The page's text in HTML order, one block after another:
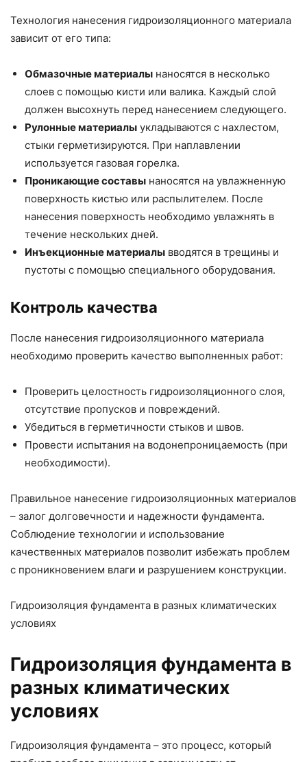
Технология нанесения гидроизоляционного материала
зависит от его типа:
Обмазочные материалы наносятся в несколько
слоев с помощью кисти или валика. Каждый слой
должен высохнуть перед нанесением следующего.
Рулонные материалы укладываются с нахлестом,
стыки герметизируются. При наплавлении
используется газовая горелка.
Проникающие составы наносятся на увлажненную
поверхность кистью или распылителем. После
нанесения поверхность необходимо увлажнять в
течение нескольких дней.
Инъекционные материалы вводятся в трещины и
пустоты с помощью специального оборудования.
Контроль качества
После нанесения гидроизоляционного материала
необходимо проверить качество выполненных работ:
Проверить целостность гидроизоляционного слоя,
отсутствие пропусков и повреждений.
Убедиться в герметичности стыков и швов.
Провести испытания на водонепроницаемость (при
необходимости).
Правильное нанесение гидроизоляционных материалов
– залог долговечности и надежности фундамента.
Соблюдение технологии и использование
качественных материалов позволит избежать проблем
с проникновением влаги и разрушением конструкции.
Гидроизоляция фундамента в разных климатических
условиях
Гидроизоляция фундамента в
разных климатических
условиях
Гидроизоляция фундамента – это процесс, который